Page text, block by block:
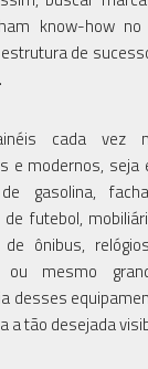
know-how
de
cada vez
e modernos, seja
gasolina,
futebol,
de ônibus,
ou mesmo
desses
a tão desejada